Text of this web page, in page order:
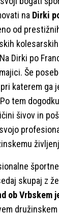
na Dirki
od
Dirki po
Še
katerem ga
tem
šivov in
skupaj z
ob Vrbskem